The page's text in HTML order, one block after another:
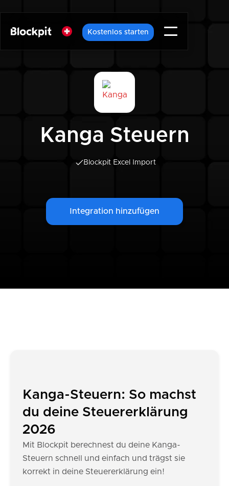
Kostenlos starten
Kanga Steuern
Blockpit Excel Import
Integration hinzufügen
Kanga-Steuern: So machst
du deine Steuererklärung
2026
Mit Blockpit berechnest du deine Kanga-
Steuern schnell und einfach und trägst sie
korrekt in deine Steuererklärung ein!